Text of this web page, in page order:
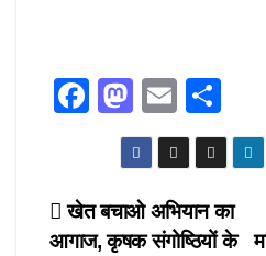
F
e
b
M
a
st
o
d
E
m
ail
h
ar
e
Post
खेत बचाओ अभियान का
आगाज, कृषक संगोष्ठियों के